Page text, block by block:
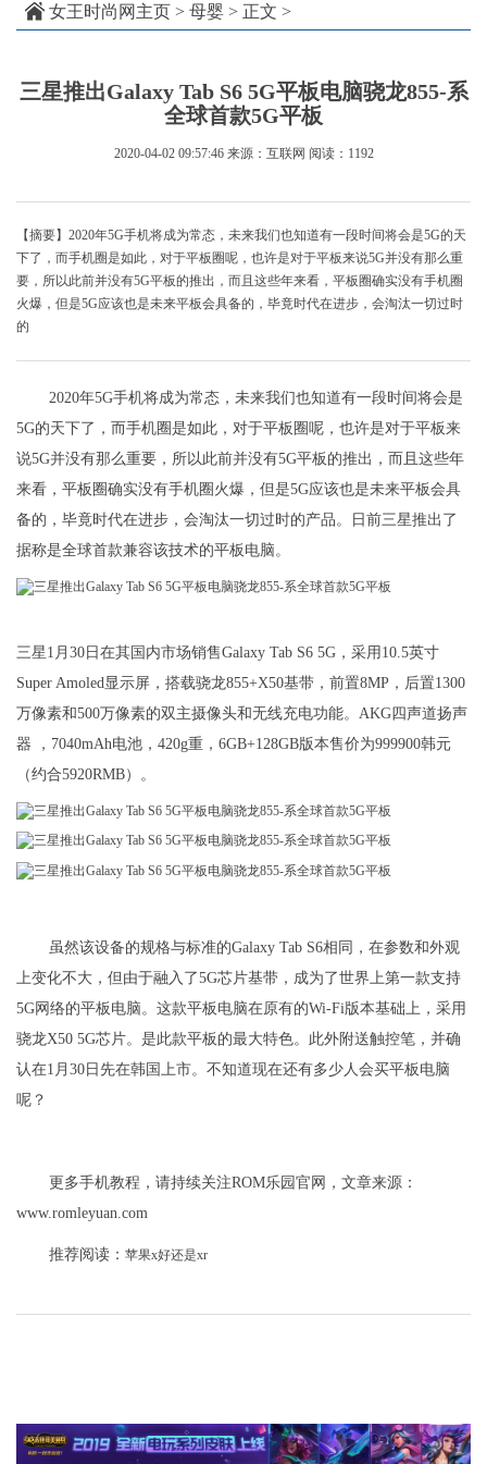
女王时尚网主页 > 母婴 > 正文 >
三星推出Galaxy Tab S6 5G平板电脑骁龙855-系
全球首款5G平板
2020-04-02 09:57:46 来源：互联网 阅读：1192
【摘要】2020年5G手机将成为常态，未来我们也知道有一段时间将会是5G的天
下了，而手机圈是如此，对于平板圈呢，也许是对于平板来说5G并没有那么重
要，所以此前并没有5G平板的推出，而且这些年来看，平板圈确实没有手机圈
火爆，但是5G应该也是未来平板会具备的，毕竟时代在进步，会淘汰一切过时
的
2020年5G手机将成为常态，未来我们也知道有一段时间将会是
5G的天下了，而手机圈是如此，对于平板圈呢，也许是对于平板来
说5G并没有那么重要，所以此前并没有5G平板的推出，而且这些年
来看，平板圈确实没有手机圈火爆，但是5G应该也是未来平板会具
备的，毕竟时代在进步，会淘汰一切过时的产品。日前三星推出了
据称是全球首款兼容该技术的平板电脑。
三星1月30日在其国内市场销售Galaxy Tab S6 5G，采用10.5英寸
Super Amoled显示屏，搭载骁龙855+X50基带，前置8MP，后置1300
万像素和500万像素的双主摄像头和无线充电功能。AKG四声道扬声
器 ，7040mAh电池，420g重，6GB+128GB版本售价为999900韩元
（约合5920RMB）。
虽然该设备的规格与标准的Galaxy Tab S6相同，在参数和外观
上变化不大，但由于融入了5G芯片基带，成为了世界上第一款支持
5G网络的平板电脑。这款平板电脑在原有的Wi-Fi版本基础上，采用
骁龙X50 5G芯片。是此款平板的最大特色。此外附送触控笔，并确
认在1月30日先在韩国上市。不知道现在还有多少人会买平板电脑
呢？
更多手机教程，请持续关注ROM乐园官网，文章来源：
www.romleyuan.com
推荐阅读： 苹果x好还是xr